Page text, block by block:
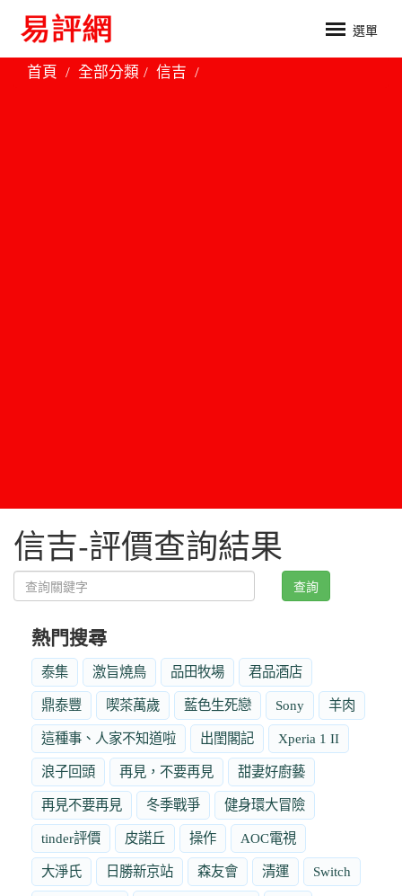
選單
首頁 全部分類 信吉
信吉-評價查詢結果
查詢
熱門搜尋
泰集 激旨燒鳥 品田牧場 君品酒店
鼎泰豐 喫茶萬歲 藍色生死戀 Sony 羊肉
這種事、人家不知道啦 出閨閣記 Xperia 1 II
浪子回頭 再見，不要再見 甜妻好廚藝
再見不要再見 冬季戰爭 健身環大冒險
tinder評價 皮諾丘 操作 AOC電視
大淨氏 日勝新京站 森友會 清運 Switch